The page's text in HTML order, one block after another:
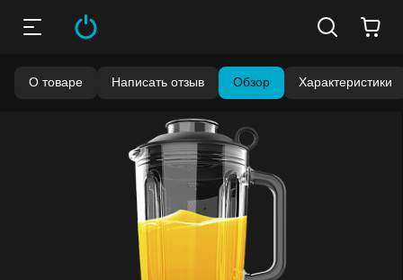
О товаре Написать отзыв Обзор Характеристики